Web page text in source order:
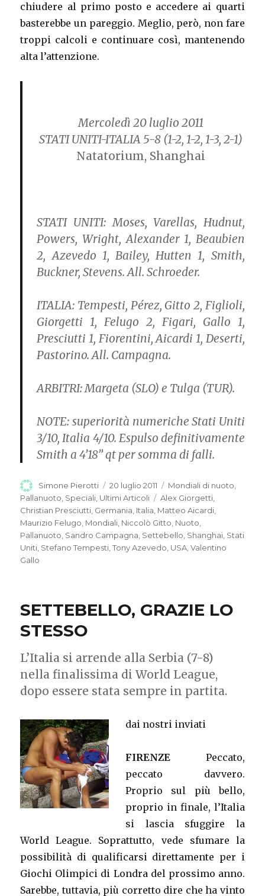
chiudere al primo posto e accedere ai quarti
basterebbe un pareggio. Meglio, però, non fare
troppi calcoli e continuare così, mantenendo
alta l’attenzione.
Mercoledì 20 luglio 2011
STATI UNITI-ITALIA 5-8 (1-2, 1-2, 1-3, 2-1)
Natatorium, Shanghai
STATI UNITI:Moses, Varellas, Hudnut,
Powers, Wright, Alexander 1, Beaubien
2, Azevedo 1, Bailey, Hutten 1, Smith,
Buckner, Stevens. All. Schroeder.
ITALIA: Tempesti, Pérez, Gitto 2, Figlioli,
Giorgetti 1, Felugo 2, Figari, Gallo 1,
Presciutti 1, Fiorentini, Aicardi 1, Deserti,
Pastorino. All. Campagna.
ARBITRI:Margeta (SLO) e Tulga (TUR).
NOTE: superiorità numeriche Stati Uniti
3/10, Italia 4/10. Espulso definitivamente
Smith a 4’18” qt per somma di falli.
Autore
Simone Pierotti
Pubblicato
il
20 luglio 2011 Categorie
Mondiali di nuoto
Pallanuoto Speciali Ultimi Articoli Tag
Alex Giorgetti
Christian Presciutti Germania Italia Matteo Aicardi
Maurizio Felugo Mondiali Niccolò Gitto Nuoto
Pallanuoto Sandro Campagna Settebello Shanghai Stati
Uniti Stefano Tempesti ,Tony Azevedo USA ,Valentino
Gallo
SETTEBELLO, GRAZIE LO
STESSO
L’Italia si arrende alla Serbia (7-8)
nella finalissima di World League,
dopo essere stata sempre in partita.
dai nostri inviati
FIRENZE Peccato,
peccato davvero.
Proprio sul più bello,
proprio in finale, l’Italia
si lascia sfuggire la
World League. Soprattutto, vede sfumare la
possibilità di qualificarsi direttamente per i
Giochi Olimpici di Londra del prossimo anno.
Sarebbe, tuttavia, più corretto dire che ha vinto